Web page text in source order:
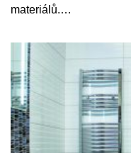
materiálů.…